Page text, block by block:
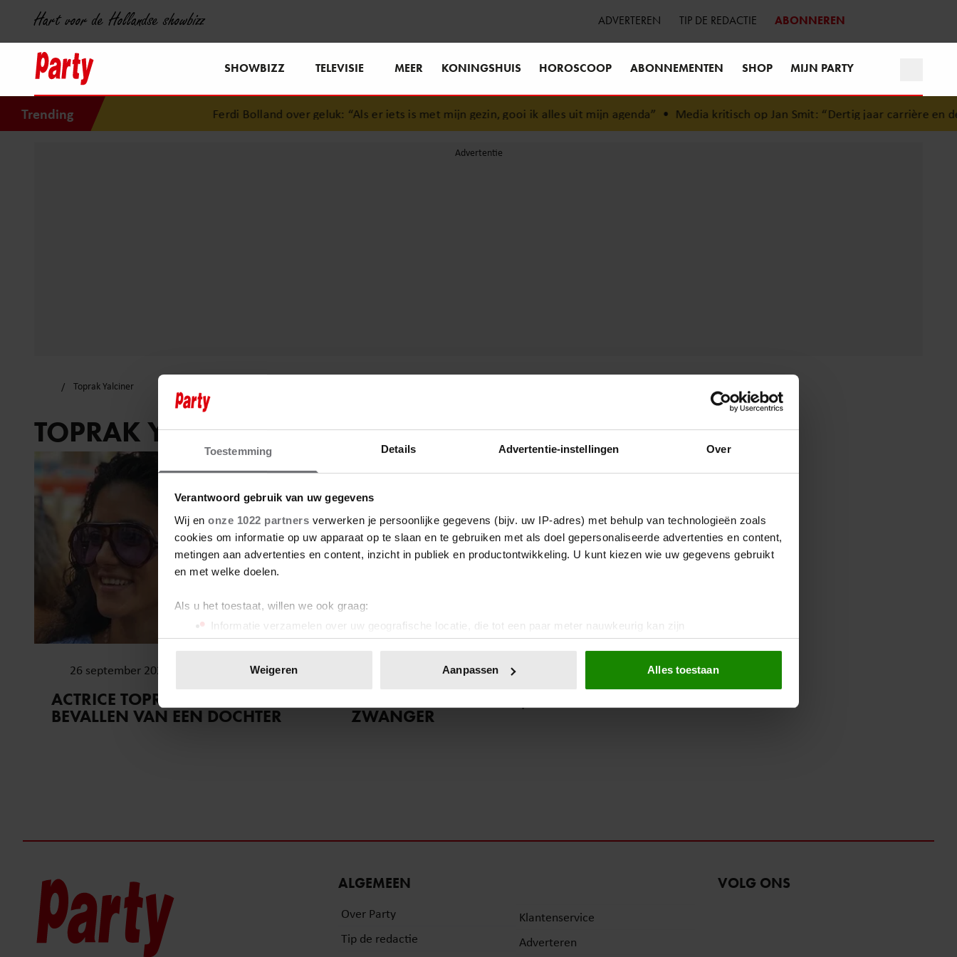
Toestemming Details Advertentie-instellingen Over
Verantwoord gebruik van uw gegevens
Wij en onze 1022 partners verwerken je persoonlijke gegevens (bijv. uw IP-adres) met behulp van technologieën zoals
cookies om informatie op uw apparaat op te slaan en te gebruiken met als doel gepersonaliseerde advertenties en content,
metingen aan advertenties en content, inzicht in publiek en productontwikkeling. U kunt kiezen wie uw gegevens gebruikt
en met welke doelen.
Als u het toestaat, willen we ook graag:
Informatie verzamelen over uw geografische locatie, die tot een paar meter nauwkeurig kan zijn
Uw apparaat identificeren door het actief te scannen op specifieke eigenschappen (fingerprinting)
toestemming op elk moment wijzigen of intrekken in de Cookieverklaring.
We gebruiken cookies om content en advertenties te personaliseren, om functies voor social media te bieden en om ons
Weigeren Aanpassen Alles toestaan
Hart voor de Hollandse showbizz ADVERTEREN TIP DE REDACTIE ABONNEREN
SHOWBIZZ TELEVISIE MEER KONINGSHUIS HOROSCOOP ABONNEMENTEN SHOP MIJN PARTY
Trending Ferdi Bolland over geluk: “Als er iets is met mijn gezin, gooi ik alles uit mijn agenda”•Media kritisch op Jan Smit: “Dertig jaar carrière en de
Toprak Yalciner
TOPRAK YALCINER
26 september 2022
ACTRICE TOPRAK YALCINER
BEVALLEN VAN EEN DOCHTER
ZWANGER
ALGEMEEN
Over Party
Tip de redactie
Klantenservice
Adverteren
VOLG ONS